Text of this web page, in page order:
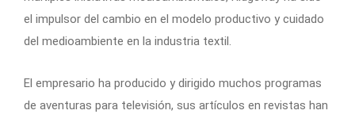
el impulsor del cambio en el modelo productivo y cuidado
del medioambiente en la industria textil.
El empresario ha producido y dirigido muchos programas
de aventuras para televisión, sus artículos en revistas han